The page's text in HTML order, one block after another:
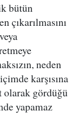
bütün
çıkarılmasını
neden
karşısına
olarak gördüğü
yapamaz